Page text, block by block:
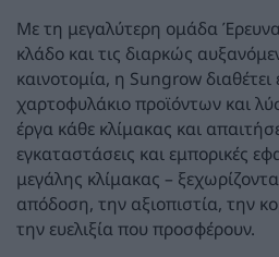
Με τη μεγαλύτερη ομάδα
κλάδο και τις διαρκώς
καινοτομία, η Sungrow διαθέτει
χαρτοφυλάκιο προϊόντων και
έργα κάθε κλίμακας και
εγκαταστάσεις και εμπορικές
μεγάλης κλίμακας –
απόδοση, την αξιοπιστία, την
την ευελιξία που προσφέρουν.